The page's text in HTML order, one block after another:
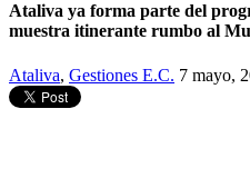
Ataliva ya forma parte del
muestra itinerante rumbo al
Ataliva, Gestiones E.C. 7 mayo,